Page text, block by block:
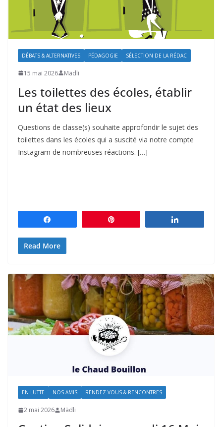
DÉBATS & ALTERNATIVES PÉDAGOGIE SÉLECTION DE LA RÉDAC
15 mai 2026 Mädli
Les toilettes des écoles, établir
un état des lieux
Questions de classe(s) souhaite approfondir le sujet des
toilettes dans les écoles qui a suscité via notre compte
Instagram de nombreuses réactions. […]
Read More
EN LUTTE NOS AMIS RENDEZ-VOUS & RENCONTRES
2 mai 2026 Mädli